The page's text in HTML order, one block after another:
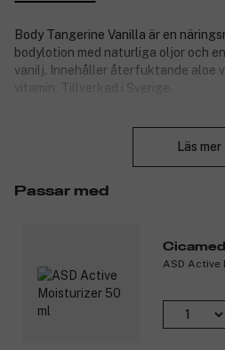
Body Tangerine Vanilla är en
bodylotion med naturliga oljor och
vanilj. Innehåller återfuktande aloe
vitamin. Tillverkad i Sverige.
Läs mer
Passar med
Cicamed
ASD